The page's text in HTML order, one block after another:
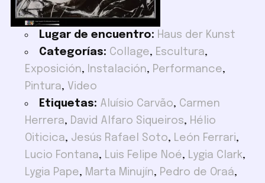
Lugar de encuentro: Haus der Kunst
Categorías: Collage, Escultura,
Exposición, Instalación, Performance,
Pintura, Video
Etiquetas: Aluísio Carvão, Carmen
Herrera, David Alfaro Siqueiros, Hélio
Oiticica, Jesús Rafael Soto, León Ferrari,
Lucio Fontana, Luis Felipe Noé, Lygia Clark,
Lygia Pape, Marta Minujín, Pedro de Oraá,